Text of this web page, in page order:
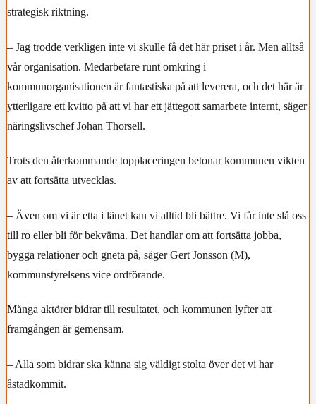
strategisk riktning.
– Jag trodde verkligen inte vi skulle få det här priset i år. Men alltså
vår organisation. Medarbetare runt omkring i
kommunorganisationen är fantastiska på att leverera, och det här är
ytterligare ett kvitto på att vi har ett jättegott samarbete internt, säger
näringslivschef Johan Thorsell.
Trots den återkommande topplaceringen betonar kommunen vikten
av att fortsätta utvecklas.
– Även om vi är etta i länet kan vi alltid bli bättre. Vi får inte slå oss
till ro eller bli för bekväma. Det handlar om att fortsätta jobba,
bygga relationer och gneta på, säger Gert Jonsson (M),
kommunstyrelsens vice ordförande.
Många aktörer bidrar till resultatet, och kommunen lyfter att
framgången är gemensam.
– Alla som bidrar ska känna sig väldigt stolta över det vi har
åstadkommit.